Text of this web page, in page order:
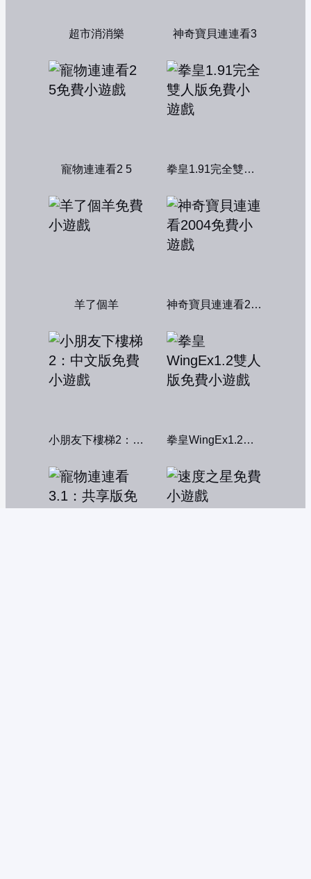
超市消消樂 神奇寶貝連連看3
寵物連連看2 5 拳皇1.91完全雙人版
羊了個羊 神奇寶貝連連看2004
小朋友下樓梯2：中文版 拳皇WingEx1.2雙人版